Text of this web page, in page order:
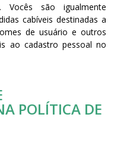
Vocês são igualmente
cabíveis destinadas a
de usuário e outros
ao cadastro pessoal no
POLÍTICA DE